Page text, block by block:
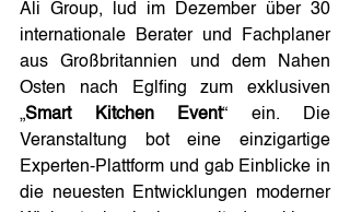
Ali Group, lud im Dezember über 30
internationale Berater und Fachplaner
aus Großbritannien und dem Nahen
Osten nach Eglfing zum exklusiven
„Smart Kitchen Event“ ein. Die
Veranstaltung bot eine einzigartige
Experten-Plattform und gab Einblicke in
die neuesten Entwicklungen moderner